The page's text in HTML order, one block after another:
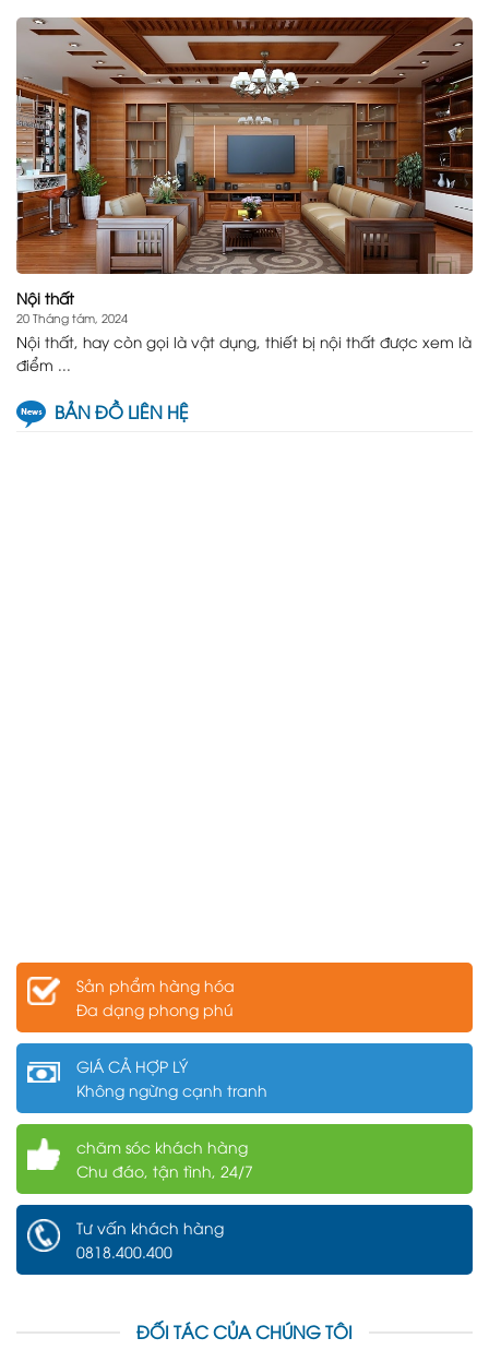
Nội thất
20 Tháng tám, 2024
Nội thất, hay còn gọi là vật dụng, thiết bị nội thất được xem là
điểm ...
BẢN ĐỒ LIÊN HỆ
Sản phẩm hàng hóa
Đa dạng phong phú
GIÁ CẢ HỢP LÝ
Không ngừng cạnh tranh
chăm sóc khách hàng
Chu đáo, tận tình, 24/7
Tư vấn khách hàng
0818.400.400
ĐỐI TÁC CỦA CHÚNG TÔI